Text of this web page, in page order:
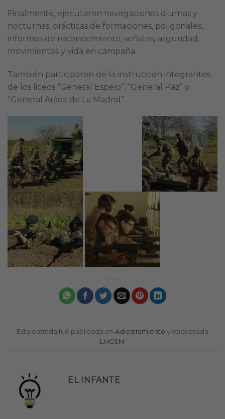
Finalmente, ejecutaron navegaciones diurnas y
nocturnas, prácticas de formaciones, poligonales,
informes de reconocimiento, señales, seguridad,
movimientos y vida en campaña.
También participaron de la instrucción integrantes
de los liceos “General Espejo”, “General Paz” y
“General Aráoz de La Madrid”.
Esta entrada fue publicada en Adiestramiento y etiquetada
LMGSM
EL INFANTE